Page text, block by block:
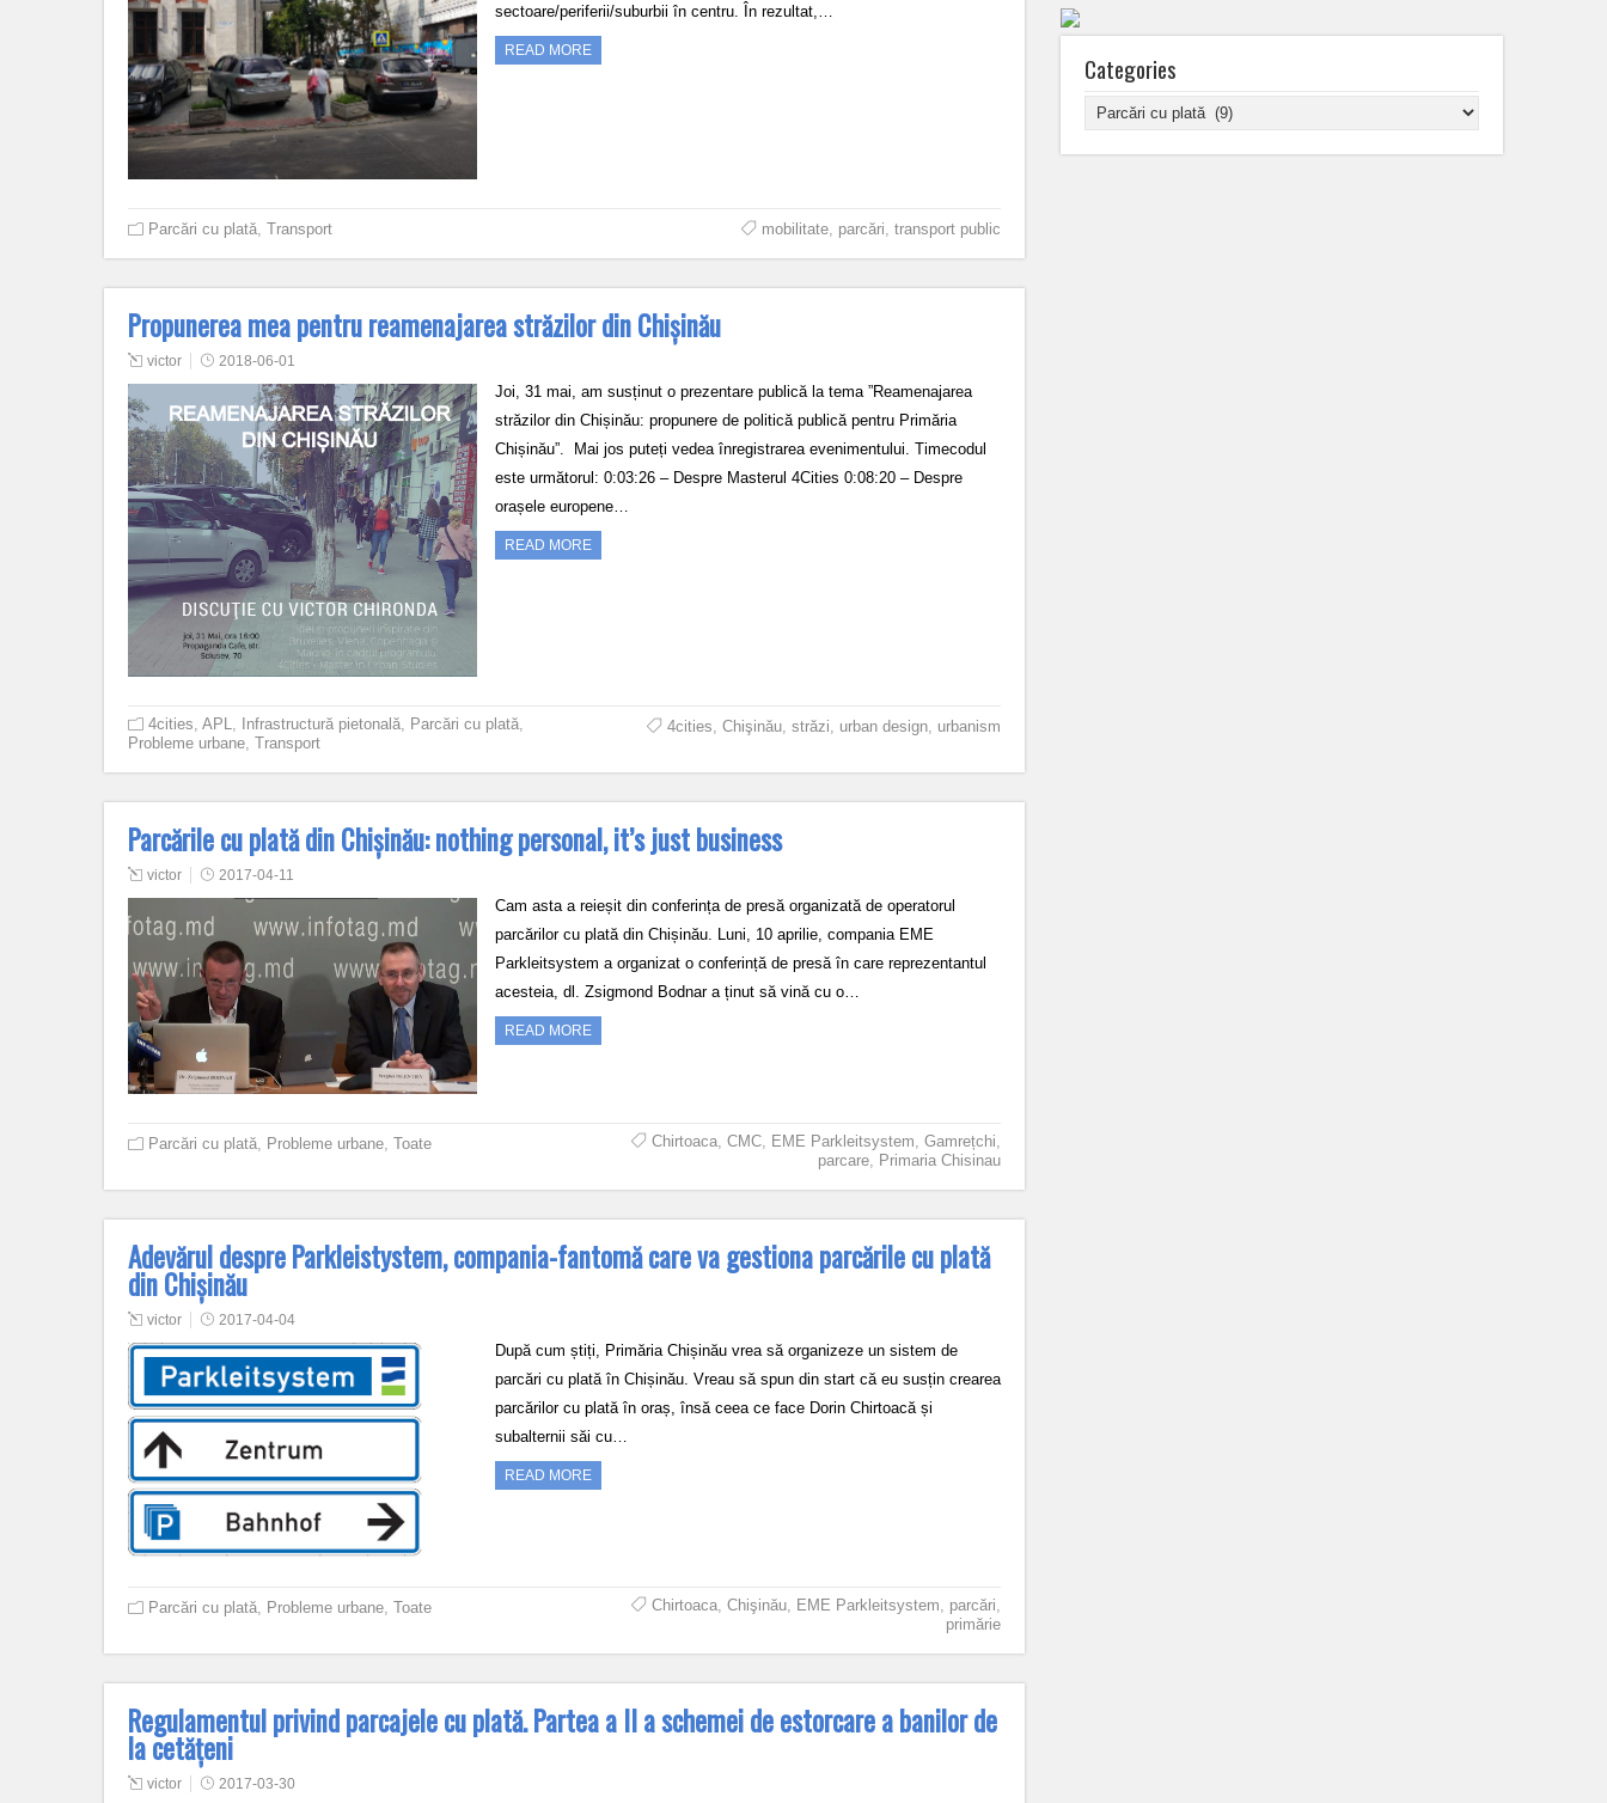
sectoare/periferii/suburbii în centru. În rezultat,…
READ MORE
Parcări cu plată Transport mobilitate, parcări transport public
Propunerea mea pentru reamenajarea străzilor din Chișinău
victor 2018-06-01
Joi, 31 mai, am susținut o prezentare publică la tema ”Reamenajarea
străzilor din Chișinău: propunere de politică publică pentru Primăria
Chișinău”. Mai jos puteți vedea înregistrarea evenimentului. Timecodul
este următorul: 0:03:26 – Despre Masterul 4Cities 0:08:20 – Despre
orașele europene…
READ MORE
4cities APL Infrastructură pietonală Parcări cu plată
Probleme urbane Transport
4cities Chişinău, străzi urban design, urbanism
Parcările cu plată din Chișinău: nothing personal, it’s just business
victor 2017-04-11
Cam asta a reieșit din conferința de presă organizată de operatorul
parcărilor cu plată din Chișinău. Luni, 10 aprilie, compania EME
Parkleitsystem a organizat o conferință de presă în care reprezentantul
acesteia, dl. Zsigmond Bodnar a ținut să vină cu o…
READ MORE
Parcări cu plată, Probleme urbane, Toate Chirtoaca, CMC, EME Parkleitsystem, Gamrețchi,
parcare, Primaria Chisinau
Adevărul despre Parkleistystem, compania-fantomă care va gestiona parcările cu plată
din Chișinău
victor 2017-04-04
După cum știți, Primăria Chișinău vrea să organizeze un sistem de
parcări cu plată în Chișinău. Vreau să spun din start că eu susțin crearea
parcărilor cu plată în oraș, însă ceea ce face Dorin Chirtoacă și
subalternii săi cu…
READ MORE
Parcări cu plată Probleme urbane Toate Chirtoaca, Chişinău, EME Parkleitsystem parcări
primărie
Regulamentul privind parcajele cu plată. Partea a II a schemei de estorcare a banilor de
la cetățeni
victor 2017-03-30
Categories
Categories